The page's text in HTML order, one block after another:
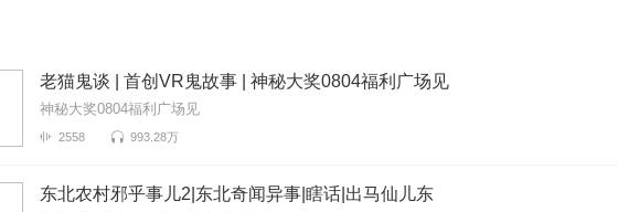
老猫鬼谈 | 首创VR鬼故事 | 神秘大奖0804福利广场见
神秘大奖0804福利广场见
2558 993.28万
东北农村邪乎事儿2|东北奇闻异事|瞎话|出马仙儿东